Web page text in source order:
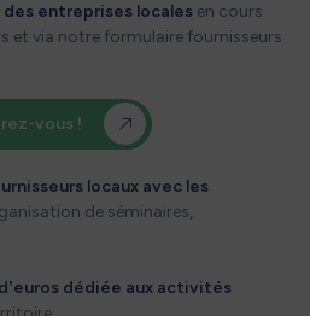
entreprises locales en cours
et via notre formulaire fournisseurs
vous !
locaux avec les
de séminaires,
dédiée aux activités